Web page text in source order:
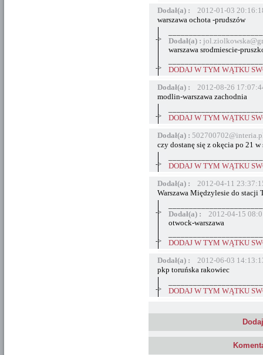
Dodał(a) :
2012-01-03
warszawa ochota -prudszów
->
Dodał(a) :
warszawa srodmiescie-
->
DODAJ W TYM WĄTKU
Dodał(a) :
2012-08-26
modlin-warszawa zachodnia
->
DODAJ W TYM WĄTKU
Dodał(a) :
czy dostanę się z okęcia po 21
->
DODAJ W TYM WĄTKU
Dodał(a) :
2012-04-11
Warszawa Międzylesie do stacji
->
Dodał(a) :
2012-04-15
otwock-warszawa
->
DODAJ W TYM WĄTKU
Dodał(a) :
2012-06-03
pkp toruńska rakowiec
->
DODAJ W TYM WĄTKU